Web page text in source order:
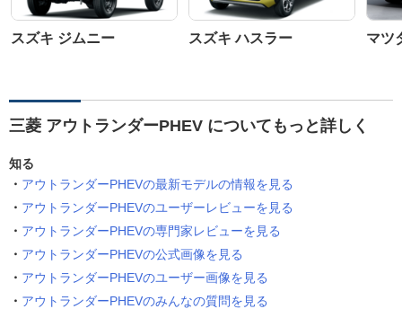
スズキ ジムニー スズキ ハスラー マツ
三菱 アウトランダーPHEV についてもっと詳しく
知る
アウトランダーPHEVの最新モデルの情報を見る
アウトランダーPHEVのユーザーレビューを見る
アウトランダーPHEVの専門家レビューを見る
アウトランダーPHEVの公式画像を見る
アウトランダーPHEVのユーザー画像を見る
アウトランダーPHEVのみんなの質問を見る